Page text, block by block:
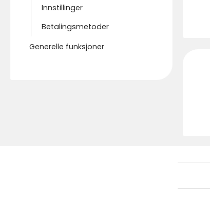
Innstillinger
Betalingsmetoder
Generelle funksjoner